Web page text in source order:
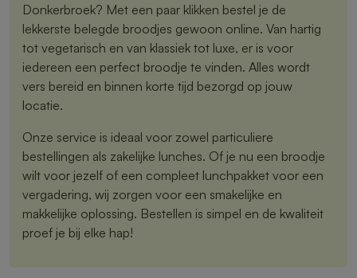
Donkerbroek? Met een paar klikken bestel je de
lekkerste belegde broodjes gewoon online. Van hartig
tot vegetarisch en van klassiek tot luxe, er is voor
iedereen een perfect broodje te vinden. Alles wordt
vers bereid en binnen korte tijd bezorgd op jouw
locatie.
Onze service is ideaal voor zowel particuliere
bestellingen als zakelijke lunches. Of je nu een broodje
wilt voor jezelf of een compleet lunchpakket voor een
vergadering, wij zorgen voor een smakelijke en
makkelijke oplossing. Bestellen is simpel en de kwaliteit
proef je bij elke hap!